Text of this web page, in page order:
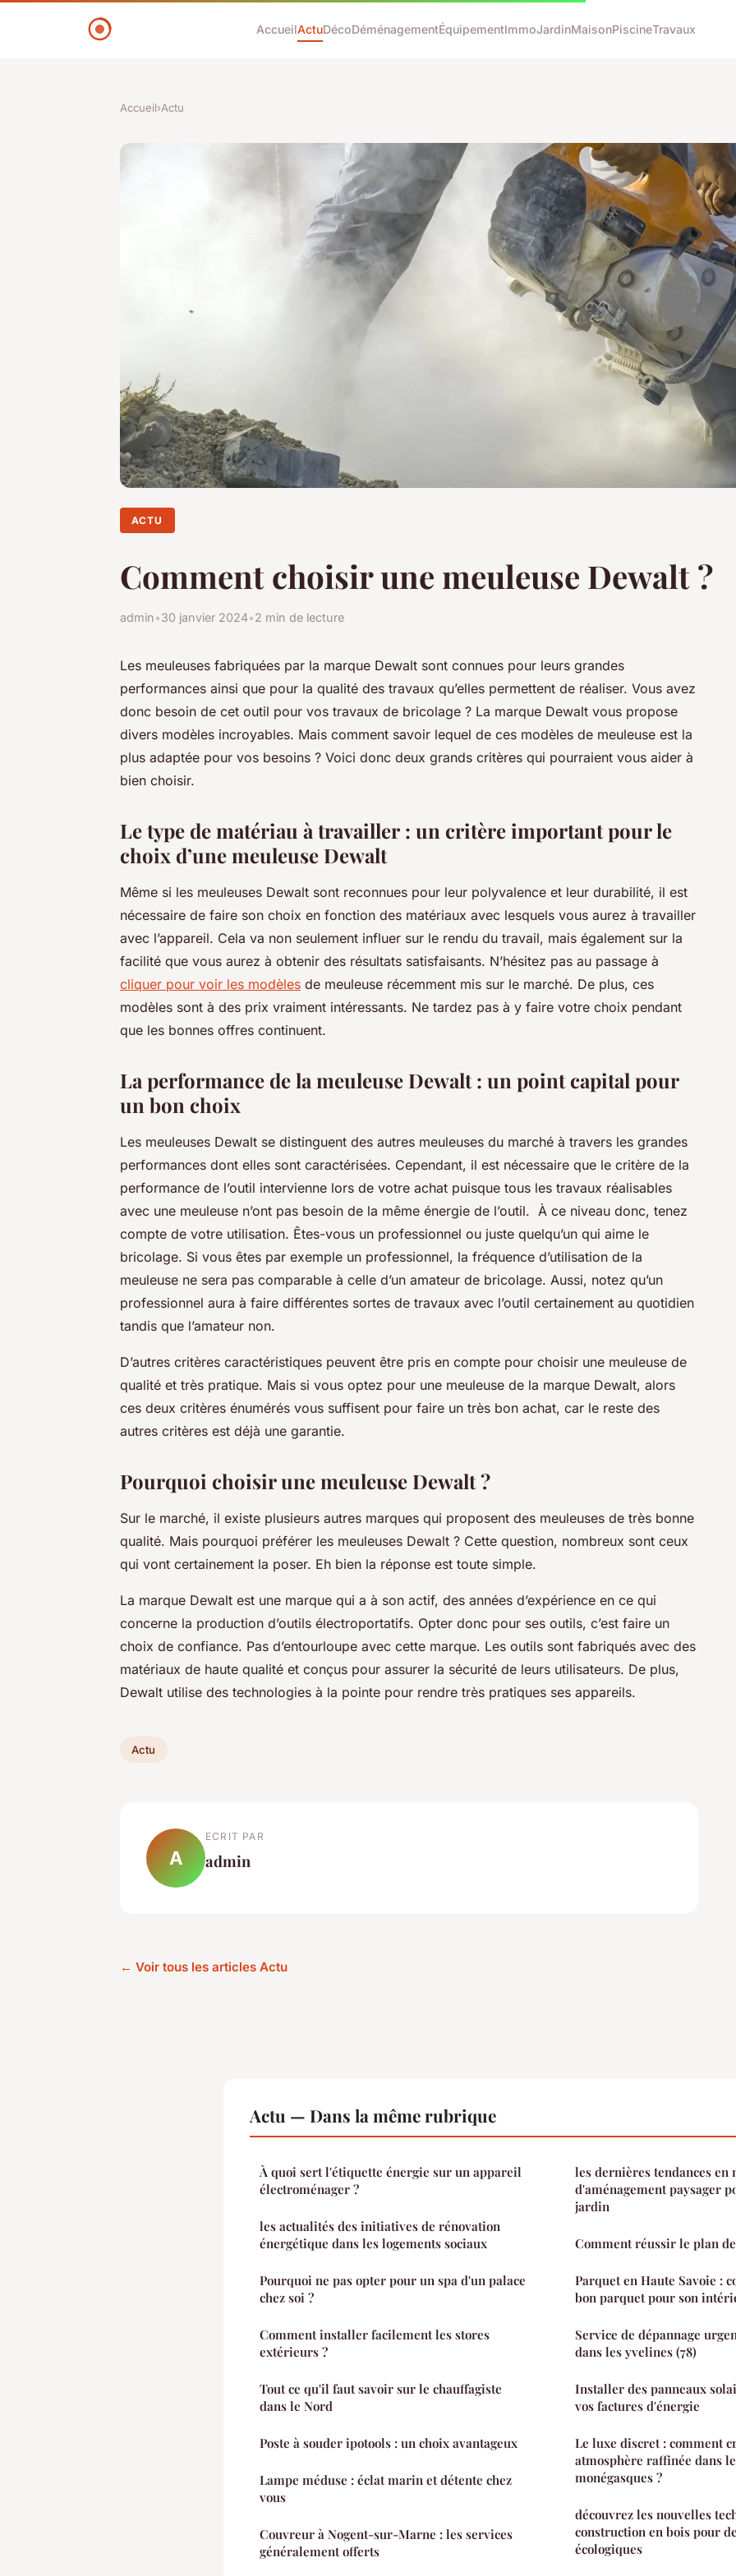
AccueilActuDécoDéménagementÉquipementImmoJardinMaisonPiscineTravaux
Accueil›Actu
ACTU
Comment choisir une meuleuse Dewalt ?
admin•30 janvier 2024•2 min de lecture
Les meuleuses fabriquées par la marque Dewalt sont connues pour leurs grandes
performances ainsi que pour la qualité des travaux qu’elles permettent de réaliser. Vous avez
donc besoin de cet outil pour vos travaux de bricolage ? La marque Dewalt vous propose
divers modèles incroyables. Mais comment savoir lequel de ces modèles de meuleuse est la
plus adaptée pour vos besoins ? Voici donc deux grands critères qui pourraient vous aider à
bien choisir.
Le type de matériau à travailler : un critère important pour le
choix d’une meuleuse Dewalt
Même si les meuleuses Dewalt sont reconnues pour leur polyvalence et leur durabilité, il est
nécessaire de faire son choix en fonction des matériaux avec lesquels vous aurez à travailler
avec l’appareil. Cela va non seulement influer sur le rendu du travail, mais également sur la
facilité que vous aurez à obtenir des résultats satisfaisants. N’hésitez pas au passage à
cliquer pour voir les modèles de meuleuse récemment mis sur le marché. De plus, ces
modèles sont à des prix vraiment intéressants. Ne tardez pas à y faire votre choix pendant
que les bonnes offres continuent.
La performance de la meuleuse Dewalt : un point capital pour
un bon choix
Les meuleuses Dewalt se distinguent des autres meuleuses du marché à travers les grandes
performances dont elles sont caractérisées. Cependant, il est nécessaire que le critère de la
performance de l’outil intervienne lors de votre achat puisque tous les travaux réalisables
avec une meuleuse n’ont pas besoin de la même énergie de l’outil. À ce niveau donc, tenez
compte de votre utilisation. Êtes-vous un professionnel ou juste quelqu’un qui aime le
bricolage. Si vous êtes par exemple un professionnel, la fréquence d’utilisation de la
meuleuse ne sera pas comparable à celle d’un amateur de bricolage. Aussi, notez qu’un
professionnel aura à faire différentes sortes de travaux avec l’outil certainement au quotidien
tandis que l’amateur non.
D’autres critères caractéristiques peuvent être pris en compte pour choisir une meuleuse de
qualité et très pratique. Mais si vous optez pour une meuleuse de la marque Dewalt, alors
ces deux critères énumérés vous suffisent pour faire un très bon achat, car le reste des
autres critères est déjà une garantie.
Pourquoi choisir une meuleuse Dewalt ?
Sur le marché, il existe plusieurs autres marques qui proposent des meuleuses de très bonne
qualité. Mais pourquoi préférer les meuleuses Dewalt ? Cette question, nombreux sont ceux
qui vont certainement la poser. Eh bien la réponse est toute simple.
La marque Dewalt est une marque qui a à son actif, des années d’expérience en ce qui
concerne la production d’outils électroportatifs. Opter donc pour ses outils, c’est faire un
choix de confiance. Pas d’entourloupe avec cette marque. Les outils sont fabriqués avec des
matériaux de haute qualité et conçus pour assurer la sécurité de leurs utilisateurs. De plus,
Dewalt utilise des technologies à la pointe pour rendre très pratiques ses appareils.
Actu
A
ECRIT PAR
admin
← Voir tous les articles Actu
Actu — Dans la même rubrique
À quoi sert l'étiquette énergie sur un appareil
électroménager ?
les actualités des initiatives de rénovation
énergétique dans les logements sociaux
Pourquoi ne pas opter pour un spa d'un palace
chez soi ?
Comment installer facilement les stores
extérieurs ?
Tout ce qu'il faut savoir sur le chauffagiste
dans le Nord
Poste à souder ipotools : un choix avantageux
Lampe méduse : éclat marin et détente chez
vous
Couvreur à Nogent-sur-Marne : les services
généralement offerts
les dernières tendances en
d'aménagement paysager
jardin
Comment réussir le plan
Parquet en Haute Savoie :
bon parquet pour son
Service de dépannage
dans les yvelines (78)
Installer des panneaux
vos factures d'énergie
Le luxe discret : comment
atmosphère raffinée dans
monégasques ?
découvrez les nouvelles
construction en bois pour
écologiques